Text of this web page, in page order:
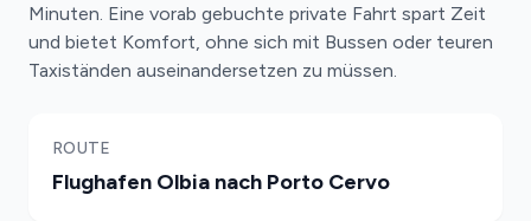
Minuten. Eine vorab gebuchte private Fahrt spart Zeit
und bietet Komfort, ohne sich mit Bussen oder teuren
Taxiständen auseinandersetzen zu müssen.
ROUTE
Flughafen Olbia nach Porto Cervo